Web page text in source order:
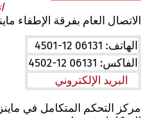
الاتصال العام بفرقة الإطفاء
الهاتف: 06131 12-4501
الفاكس: 06131 12-4502
البريد الإلكتروني
مركز التحكم المتكامل في